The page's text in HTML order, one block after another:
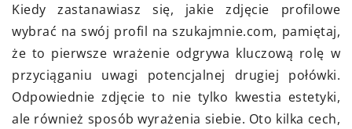
Kiedy zastanawiasz się, jakie zdjęcie profilowe
wybrać na swój profil na szukajmnie.com, pamiętaj,
że to pierwsze wrażenie odgrywa kluczową rolę w
przyciąganiu uwagi potencjalnej drugiej połówki.
Odpowiednie zdjęcie to nie tylko kwestia estetyki,
ale również sposób wyrażenia siebie. Oto kilka cech,